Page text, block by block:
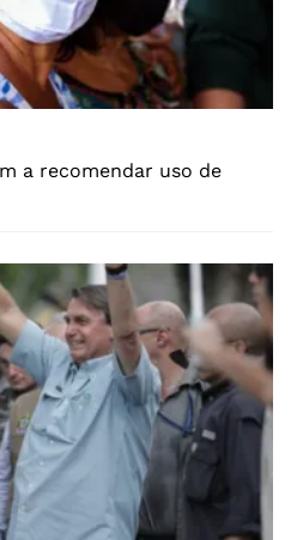
a recomendar uso de